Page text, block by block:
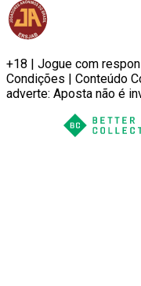
+18 | Jogue com
Condições | Conteúdo
adverte: Aposta não é